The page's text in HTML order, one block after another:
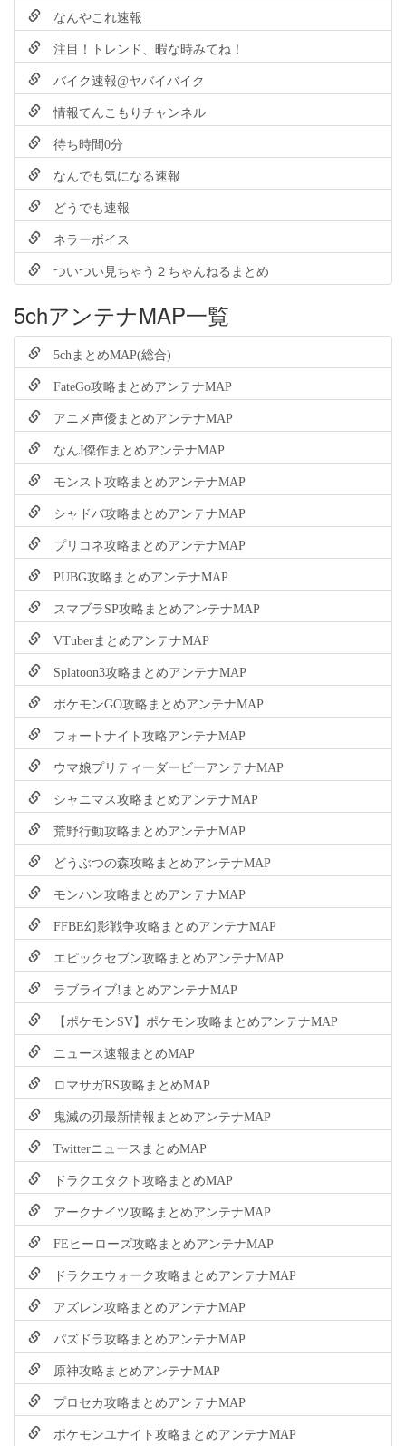
なんやこれ速報
注目！トレンド、暇な時みてね！
バイク速報@ヤバイバイク
情報てんこもりチャンネル
待ち時間0分
なんでも気になる速報
どうでも速報
ネラーボイス
ついつい見ちゃう２ちゃんねるまとめ
5chアンテナMAP一覧
5chまとめMAP(総合)
FateGo攻略まとめアンテナMAP
アニメ声優まとめアンテナMAP
なんJ傑作まとめアンテナMAP
モンスト攻略まとめアンテナMAP
シャドバ攻略まとめアンテナMAP
プリコネ攻略まとめアンテナMAP
PUBG攻略まとめアンテナMAP
スマブラSP攻略まとめアンテナMAP
VTuberまとめアンテナMAP
Splatoon3攻略まとめアンテナMAP
ポケモンGO攻略まとめアンテナMAP
フォートナイト攻略アンテナMAP
ウマ娘プリティーダービーアンテナMAP
シャニマス攻略まとめアンテナMAP
荒野行動攻略まとめアンテナMAP
どうぶつの森攻略まとめアンテナMAP
モンハン攻略まとめアンテナMAP
FFBE幻影戦争攻略まとめアンテナMAP
エピックセブン攻略まとめアンテナMAP
ラブライブ!まとめアンテナMAP
【ポケモンSV】ポケモン攻略まとめアンテナMAP
ニュース速報まとめMAP
ロマサガRS攻略まとめMAP
鬼滅の刃最新情報まとめアンテナMAP
TwitterニュースまとめMAP
ドラクエタクト攻略まとめMAP
アークナイツ攻略まとめアンテナMAP
FEヒーローズ攻略まとめアンテナMAP
ドラクエウォーク攻略まとめアンテナMAP
アズレン攻略まとめアンテナMAP
パズドラ攻略まとめアンテナMAP
原神攻略まとめアンテナMAP
プロセカ攻略まとめアンテナMAP
ポケモンユナイト攻略まとめアンテナMAP